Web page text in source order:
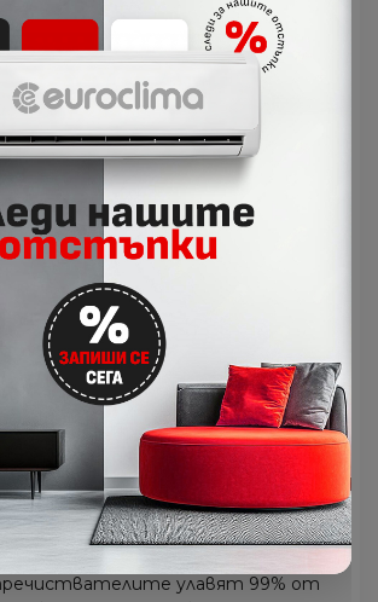
от него.
Коанда- за постигане на
климат, Daikin EMURA
въздушния поток в режим на
и охлаждане: при режим на
клапите насочват въздуха
в режим на охлаждане - нагоре.
въздушен поток -системата
поток комбинира
и хоризонталните,
завъртащи се жалузи, като
разпределение на
дори в ъглите на
отопление -при стартиране
помещението, осигурявайки
достигане на зададената
Flash Streamer
полени и плесен, както и премахва
осигурявайки по-чист въздух.
улавят 99% от